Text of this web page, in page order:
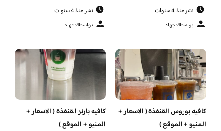
نشر منذ 4 سنوات
بواسطة: جهاد
نشر منذ 4 سنوات
بواسطة: جهاد
كافيه بوروس القنفذة ( الاسعار +
المنيو + الموقع )
كافيه بارنز القنفذة ( الاسعار +
المنيو + الموقع )